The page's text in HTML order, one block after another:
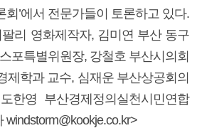
회’에서 전문가들이 토론하고 있다.
리 영화제작자, 김미연 부산 동구
포특별위원장, 강철호 부산시의회
제학과 교수, 심재운 부산상공회의
한영 부산경제정의실천시민연합